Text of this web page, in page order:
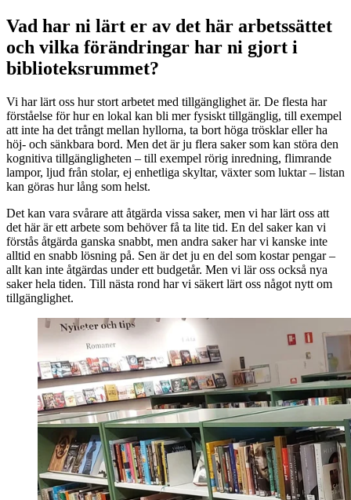
Vad har ni lärt er av det här arbetssättet
och vilka förändringar har ni gjort i
biblioteksrummet?
Vi har lärt oss hur stort arbetet med tillgänglighet är. De flesta har
förståelse för hur en lokal kan bli mer fysiskt tillgänglig, till exempel
att inte ha det trångt mellan hyllorna, ta bort höga trösklar eller ha
höj- och sänkbara bord. Men det är ju flera saker som kan störa den
kognitiva tillgängligheten – till exempel rörig inredning, flimrande
lampor, ljud från stolar, ej enhetliga skyltar, växter som luktar – listan
kan göras hur lång som helst.
Det kan vara svårare att åtgärda vissa saker, men vi har lärt oss att
det här är ett arbete som behöver få ta lite tid. En del saker kan vi
förstås åtgärda ganska snabbt, men andra saker har vi kanske inte
alltid en snabb lösning på. Sen är det ju en del som kostar pengar –
allt kan inte åtgärdas under ett budgetår. Men vi lär oss också nya
saker hela tiden. Till nästa rond har vi säkert lärt oss något nytt om
tillgänglighet.